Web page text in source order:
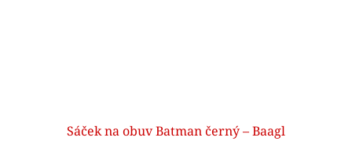
Sáček na obuv Batman černý – Baagl